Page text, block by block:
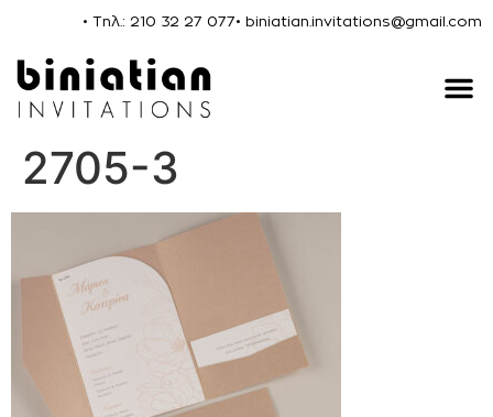
• Τηλ.: 210 32 27 077• biniatian.invitations@gmail.com
2705-3